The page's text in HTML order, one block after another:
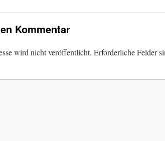
Kommentar
wird nicht veröffentlicht. Erforderliche Felder